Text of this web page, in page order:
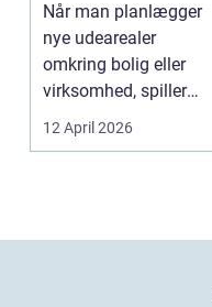
Når man planlægger
nye udearealer
omkring bolig eller
virksomhed, spiller
belægningen en helt
12 April 2026